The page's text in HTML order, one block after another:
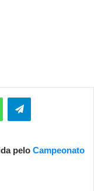
WhatsAppTelegram
pelo Campeonato